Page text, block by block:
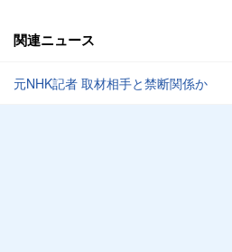
関連ニュース
元NHK記者 取材相手と禁断関係か